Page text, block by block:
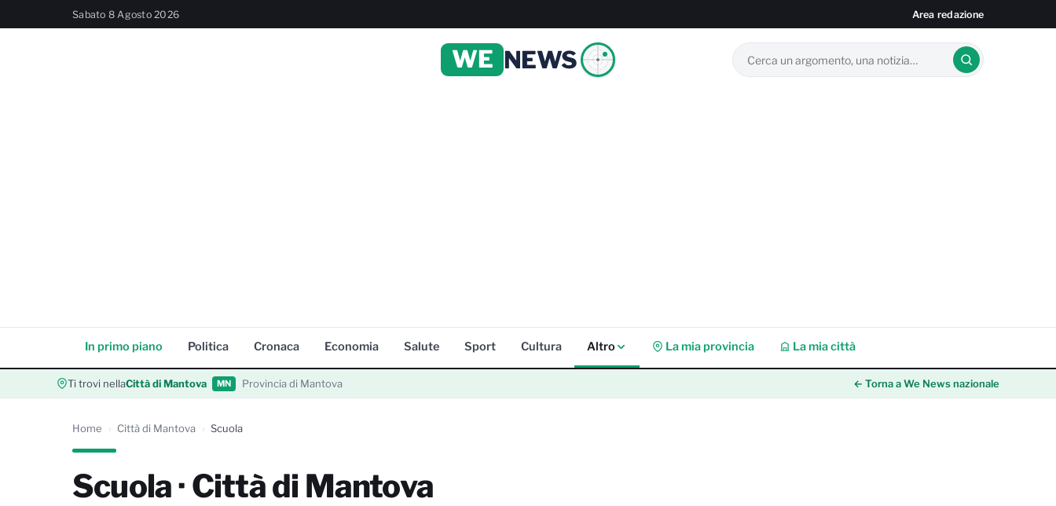
Sabato 8 Agosto 2026 Area redazione
WE NEWS
In primo piano Politica Cronaca Economia Salute Sport Cultura Altro La mia provincia La mia città
Ti trovi nellaCittà di Mantova MN Provincia di Mantova ← Torna a We News nazionale
Home Città di Mantova Scuola
Scuola · Città di Mantova